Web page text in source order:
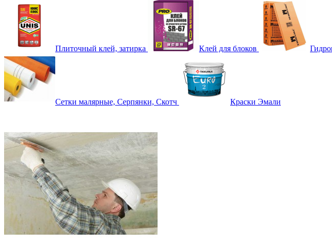
Плиточный клей, затирка Клей для блоков
Сетки малярные, Серпянки, Скотч Краски Эмали